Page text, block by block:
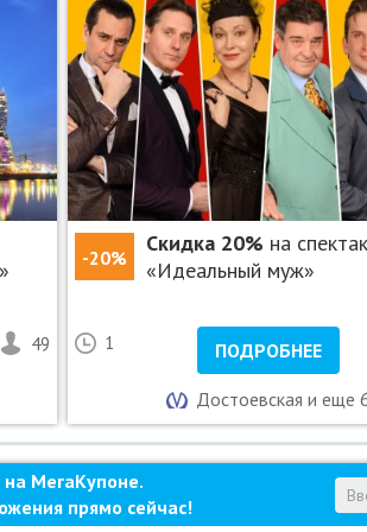
скидками и спецпредложениями.
промокод МегаКупон при покупке
за отмену, перенос и изменение
ИП Лапшина Ксения Алексеевна,
49
-20%
Скидка 20% на
«Идеальный муж»
1 ПОДРОБНЕЕ
Достоевская и еще
МегаКупоне.
прямо сейчас!